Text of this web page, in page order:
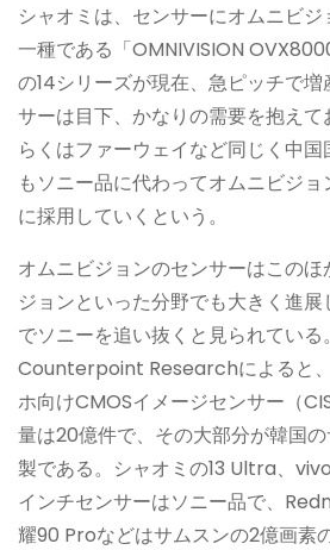
シャオミは、センサーにオムニビ
一種である「OMNIVISION
の14シリーズが現在、急ピッチで
サーは目下、かなりの需要を抱え
らくはファーウェイなど同じく中
もソニー品に代わってオムニビジ
に採用していくという。
オムニビジョンのセンサーはこの
ジョンといった分野でも大きく進
でソニーを追い抜くと見られてい
Counterpoint Researchによると
ホ向けCMOSイメージセンサー（
量は20億件で、その大部分が韓国
製である。シャオミの13 Ultra、
インチセンサーはソニー品で、
耀90 Proなどはサムスンの2億画素